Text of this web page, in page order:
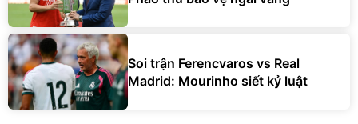
Soi trận Ferencvaros vs Real
Madrid: Mourinho siết kỷ luật